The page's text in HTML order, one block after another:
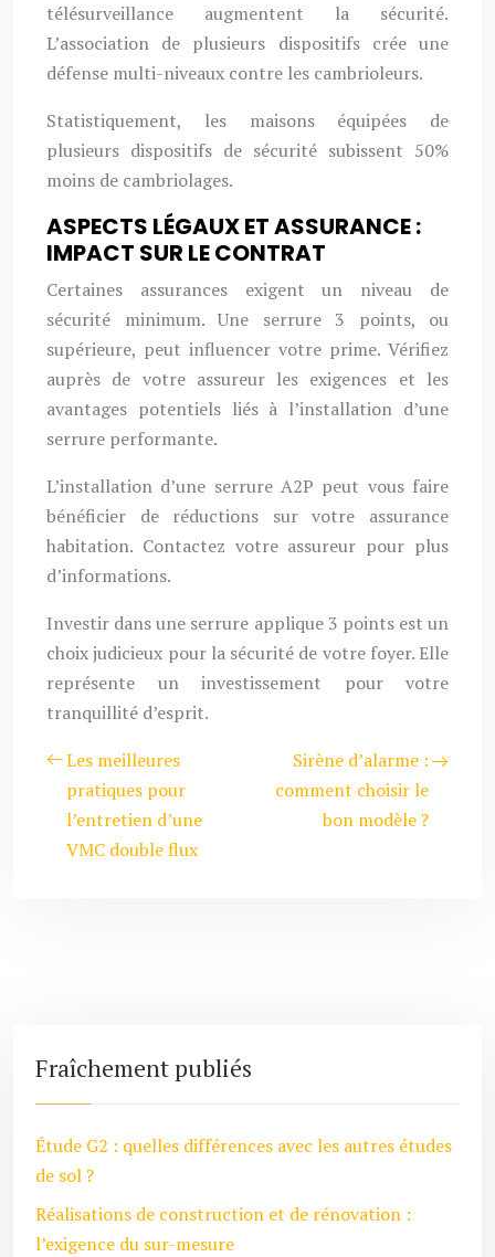
télésurveillance augmentent la sécurité.
L’association de plusieurs dispositifs crée une
défense multi-niveaux contre les cambrioleurs.
Statistiquement, les maisons équipées de
plusieurs dispositifs de sécurité subissent 50%
moins de cambriolages.
ASPECTS LÉGAUX ET ASSURANCE :
IMPACT SUR LE CONTRAT
Certaines assurances exigent un niveau de
sécurité minimum. Une serrure 3 points, ou
supérieure, peut influencer votre prime. Vérifiez
auprès de votre assureur les exigences et les
avantages potentiels liés à l’installation d’une
serrure performante.
L’installation d’une serrure A2P peut vous faire
bénéficier de réductions sur votre assurance
habitation. Contactez votre assureur pour plus
d’informations.
Investir dans une serrure applique 3 points est un
choix judicieux pour la sécurité de votre foyer. Elle
représente un investissement pour votre
tranquillité d’esprit.
Les meilleures
pratiques pour
l’entretien d’une
VMC double flux
Sirène d’alarme :
comment choisir le
bon modèle ?
Fraîchement publiés
Étude G2 : quelles différences avec les autres études
de sol ?
Réalisations de construction et de rénovation :
l’exigence du sur-mesure